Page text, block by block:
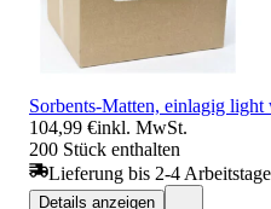
Sorbents-Matten, einlagig
104,99 €inkl. MwSt.
200 Stück enthalten
Lieferung bis 2-4 Arbeitstage
Details anzeigen